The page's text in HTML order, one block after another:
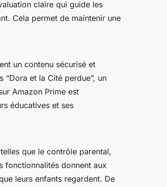
claire qui guide les
Cela permet de maintenir une
un contenu sécurisé et
“Dora et la Cité perdue”, un
Amazon Prime est
éducatives et ses
que le contrôle parental,
fonctionnalités donnent aux
leurs enfants regardent. De